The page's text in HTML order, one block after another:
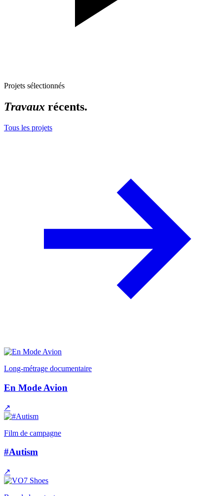
Projets sélectionnés
Travaux récents.
Tous les projets
Long-métrage documentaire
En Mode Avion
↗
Film de campagne
#Autism
↗